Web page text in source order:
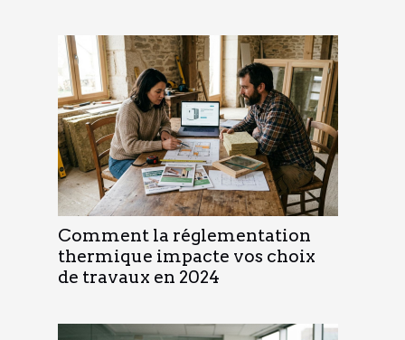
Comment la réglementation
thermique impacte vos choix
de travaux en 2024